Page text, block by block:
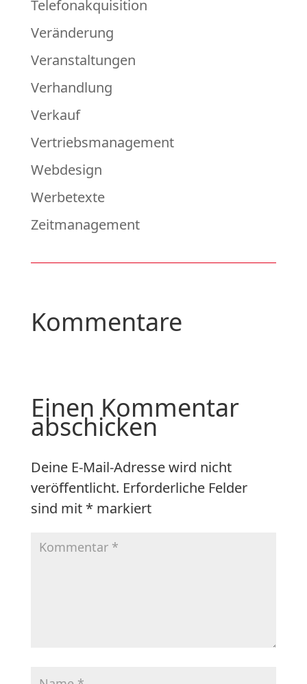
Telefonakquisition
Veränderung
Veranstaltungen
Verhandlung
Verkauf
Vertriebsmanagement
Webdesign
Werbetexte
Zeitmanagement
Kommentare
Einen Kommentar
abschicken
Deine E-Mail-Adresse wird nicht
veröffentlicht. Erforderliche Felder
sind mit * markiert